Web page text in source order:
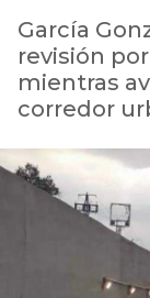
García
revisión
mientras
corredor